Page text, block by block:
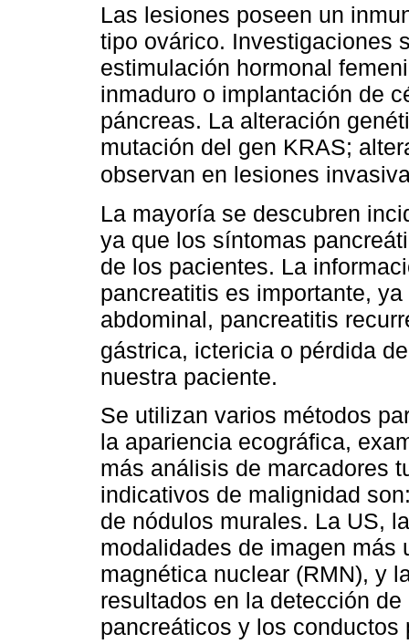
Las lesiones poseen un
tipo ovárico. Investigaciones
estimulación hormonal
inmaduro o implantación de
páncreas. La alteración
mutación del gen KRAS;
observan en lesiones
La mayoría se descubren
ya que los síntomas
de los pacientes. La
pancreatitis es importante,
abdominal, pancreatitis
gástrica, ictericia o pérdida
nuestra paciente.
Se utilizan varios métodos
la apariencia ecográfica,
más análisis de marcadores
indicativos de malignidad
de nódulos murales. La US,
modalidades de imagen
magnética nuclear (RMN), y
resultados en la detección
pancreáticos y los